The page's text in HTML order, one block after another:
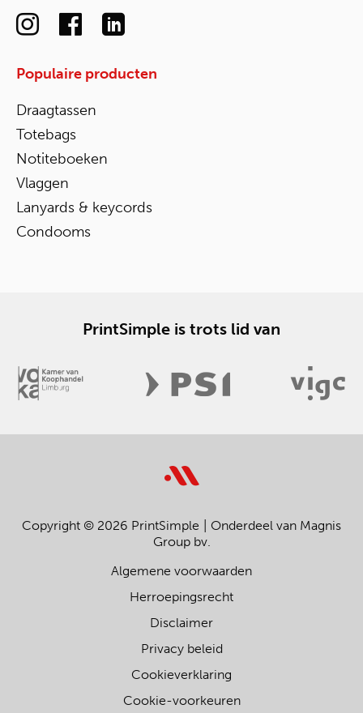
Populaire producten
Draagtassen
Totebags
Notiteboeken
Vlaggen
Lanyards & keycords
Condooms
PrintSimple is trots lid van
Copyright © 2026 PrintSimple
Onderdeel van Magnis
Group bv.
Algemene voorwaarden
Herroepingsrecht
Disclaimer
Privacy beleid
Cookieverklaring
Cookie-voorkeuren